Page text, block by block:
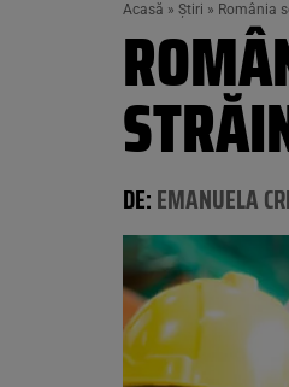
Acasă » Știri » România
DE:EMANUELA